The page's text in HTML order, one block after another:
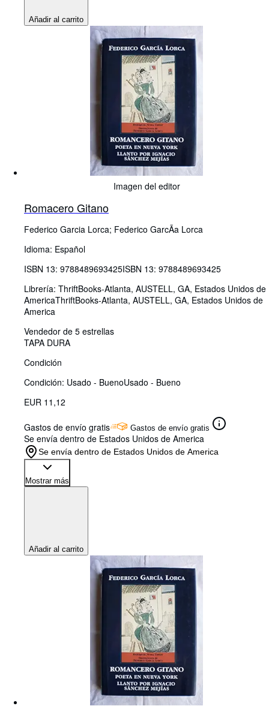
Añadir al carrito
Imagen del editor
Romacero Gitano
Federico Garcia Lorca; Federico GarcÃa Lorca
Idioma: Español
ISBN 13: 9788489693425ISBN 13: 9788489693425
Librería: ThriftBooks-Atlanta, AUSTELL, GA, Estados Unidos de
AmericaThriftBooks-Atlanta, AUSTELL, GA, Estados Unidos de
America
Vendedor de 5 estrellas
TAPA DURA
Condición
Condición: Usado - BuenoUsado - Bueno
EUR 11,12
Gastos de envío gratis Gastos de envío gratis
Se envía dentro de Estados Unidos de America
Se envía dentro de Estados Unidos de America
Mostrar más
Añadir al carrito